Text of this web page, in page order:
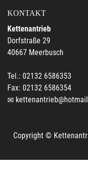
KONTAKT
Kettenantrieb
Dorfstraße 29
40667 Meerbusch
Tel.: 02132 6586353
Fax: 02132 6586354
Copyright ©